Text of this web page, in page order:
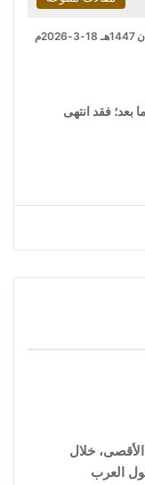
بعد؛ فقد انتهى
خلال
العرب